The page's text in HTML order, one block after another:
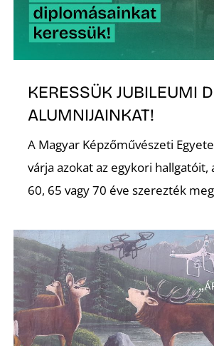
KERESSÜK JUBILEUMI
ALUMNIJAINKAT!
A Magyar Képzőművészeti
várja azokat az egykori hallgatóit,
60, 65 vagy 70 éve szerezték